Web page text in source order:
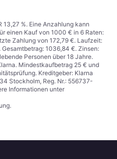
13,27 %. Eine Anzahlung kann
einen Kauf von 1000 € in 6 Raten:
Zahlung von 172,79 €. Laufzeit:
Gesamtbetrag: 1036,84 €. Zinsen:
Personen über 18 Jahre.
Mindestkaufbetrag 25 € und
Kreditgeber: Klarna
Stockholm, Reg. Nr.: 556737-
Informationen unter